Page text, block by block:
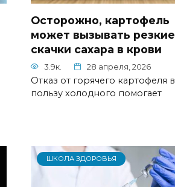
Осторожно, картофель
может вызывать резкие
скачки сахара в крови
3.9к. 28 апреля, 2026
Отказ от горячего картофеля в
пользу холодного помогает
ШКОЛА ЗДОРОВЬЯ